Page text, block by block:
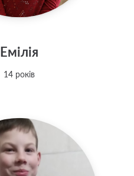
Емілія
14 років